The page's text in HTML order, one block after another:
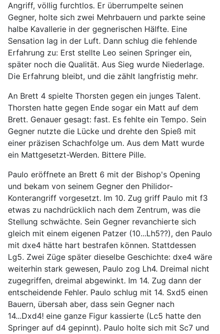
Angriff, völlig furchtlos. Er überrumpelte seinen
Gegner, holte sich zwei Mehrbauern und parkte seine
halbe Kavallerie in der gegnerischen Hälfte. Eine
Sensation lag in der Luft. Dann schlug die fehlende
Erfahrung zu: Erst stellte Leo seinen Springer ein,
später noch die Qualität. Aus Sieg wurde Niederlage.
Die Erfahrung bleibt, und die zählt langfristig mehr.
An Brett 4 spielte Thorsten gegen ein junges Talent.
Thorsten hatte gegen Ende sogar ein Matt auf dem
Brett. Genauer gesagt: fast. Es fehlte ein Tempo. Sein
Gegner nutzte die Lücke und drehte den Spieß mit
einer präzisen Schachfolge um. Aus dem Matt wurde
ein Mattgesetzt-Werden. Bittere Pille.
Paulo eröffnete an Brett 6 mit der Bishop's Opening
und bekam von seinem Gegner den Philidor-
Konterangriff vorgesetzt. Im 10. Zug griff Paulo mit f3
etwas zu nachdrücklich nach dem Zentrum, was die
Stellung schwächte. Sein Gegner revanchierte sich
gleich mit einem eigenen Patzer (10...Lh5??), den Paulo
mit dxe4 hätte hart bestrafen können. Stattdessen
Lg5. Zwei Züge später dieselbe Geschichte: dxe4 wäre
weiterhin stark gewesen, Paulo zog Lh4. Dreimal nicht
zugegriffen, dreimal abgewinkt. Im 14. Zug dann der
entscheidende Fehler. Paulo schlug mit 14. Sxd5 einen
Bauern, übersah aber, dass sein Gegner nach
14...Dxd4! eine ganze Figur kassierte (Lc5 hatte den
Springer auf d4 gepinnt). Paulo holte sich mit Sc7 und